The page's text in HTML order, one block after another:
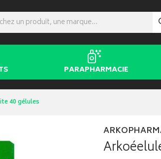
PARAPHARMACIE
40 gélules